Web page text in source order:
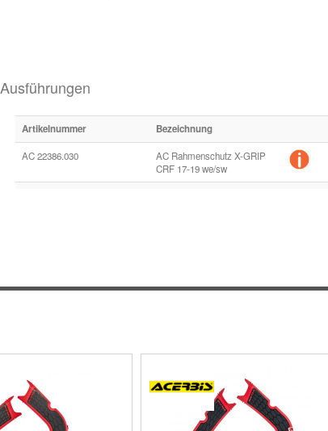
Ausführungen
Artikelnummer Bezeichnung
AC 22386.030
AC Rahmenschutz X-GRIP
CRF 17-19 we/sw